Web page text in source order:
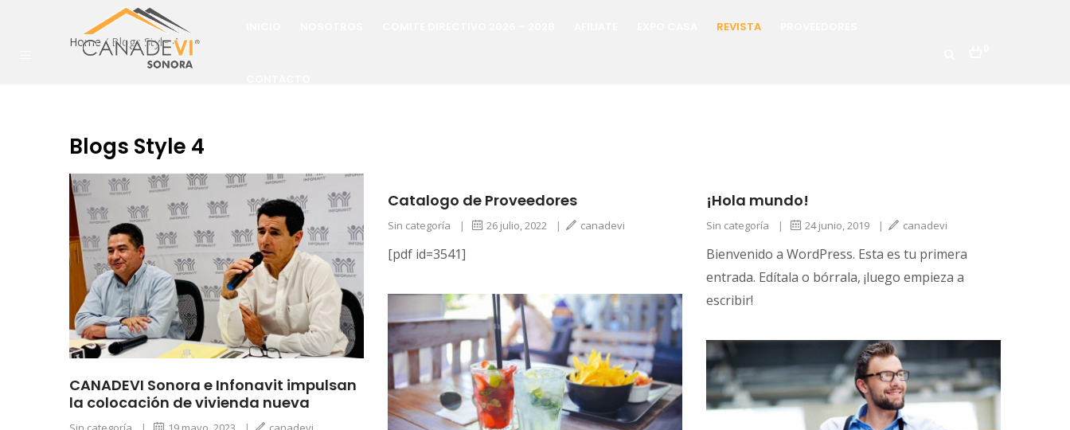
REVISTA
Home/ Blogs Style 4
Blogs Style 4
CANADEVI Sonora e Infonavit impulsan
la colocación de vivienda nueva
Catalogo de Proveedores
Sin categoría | 26 julio, 2022 | canadevi
[pdf id=3541]
¡Hola mundo!
Sin categoría | 24 junio, 2019 | canadevi
Bienvenido a WordPress. Esta es tu primera
entrada. Edítala o bórrala, ¡luego empieza a
escribir!